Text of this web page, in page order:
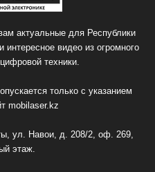
актуальные для Республики
интересное видео из огромного
техники.
только с указанием
mobilaser.kz
ул. Навои, д. 208/2, оф. 269,
этаж.